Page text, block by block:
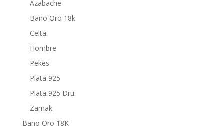
Azabache
Baño Oro 18k
Celta
Hombre
Pekes
Plata 925
Plata 925 Dru
Zamak
Baño Oro 18K